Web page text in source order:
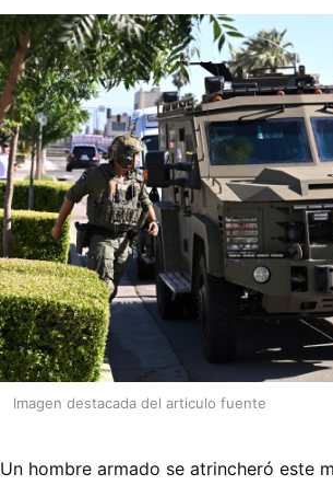
Imagen destacada del articulo fuente
Un hombre armado se atrincheró este